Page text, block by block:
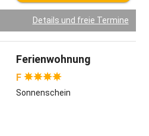
die Piste fertig los..." und das
Die Blindauer Benzecklifte
Hang, ein Rodelhang) sind
Spaß.
Englisch
Details und freie Termine
Ferienwohnung
F
Sonnenschein